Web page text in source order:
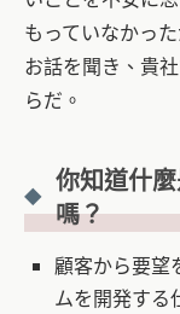
もっていなかっ
お話を聞き、貴
らだ。
你知道什
嗎？
顧客から要望
ムを開発する